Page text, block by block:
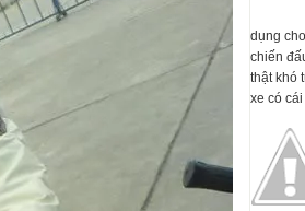
dụng
chiến
thật khó
xe có cái